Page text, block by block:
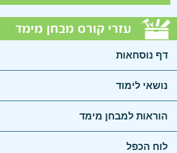
עזרי קורס מבחן מימד
דף נוסחאות
נושאי לימוד
הוראות למבחן מימד
לוח הכפל